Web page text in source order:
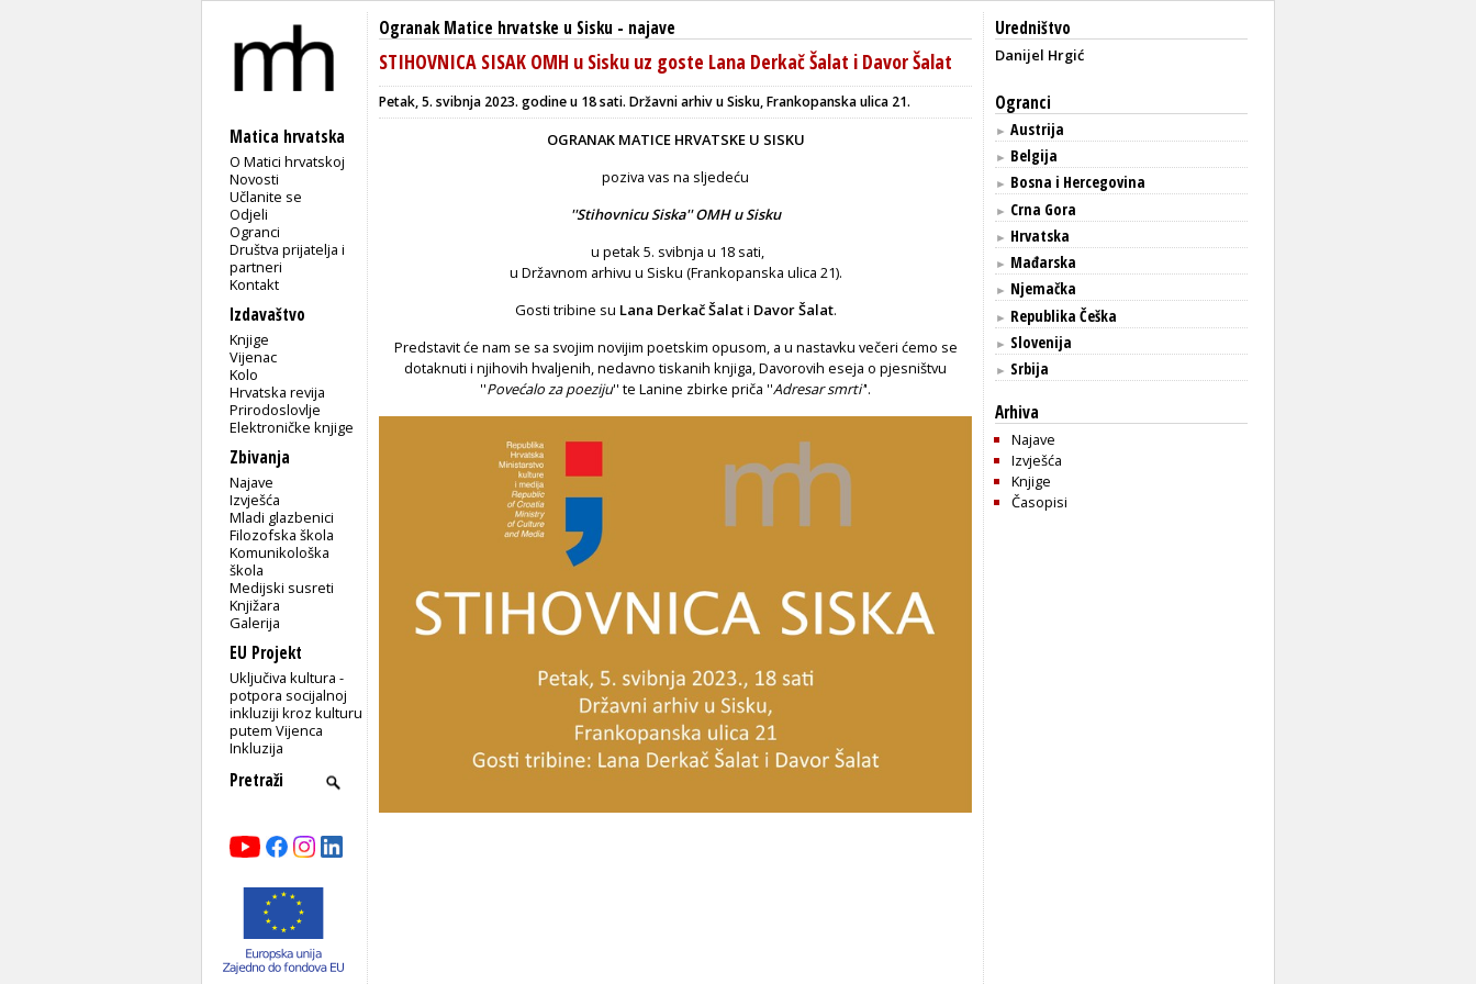
Matica hrvatska
O Matici hrvatskoj
Novosti
Učlanite se
Odjeli
Ogranci
Društva prijatelja i
partneri
Kontakt
Izdavaštvo
Knjige
Vijenac
Kolo
Hrvatska revija
Prirodoslovlje
Elektroničke knjige
Zbivanja
Najave
Izvješća
Mladi glazbenici
Filozofska škola
Komunikološka
škola
Medijski susreti
Knjižara
Galerija
EU Projekt
Uključiva kultura -
potpora socijalnoj
inkluziji kroz kulturu
putem Vijenca
Inkluzija
Ogranak Matice hrvatske u Sisku - najave
STIHOVNICA SISAK OMH u Sisku uz goste Lana Derkač Šalat i Davor Šalat
Petak, 5. svibnja 2023. godine u 18 sati. Državni arhiv u Sisku,Frankopanska ulica 21.
OGRANAK MATICE HRVATSKE U SISKU
poziva vas na sljedeću
''Stihovnicu Siska'' OMH u Sisku
u petak 5. svibnja u 18 sati,
u Državnom arhivu u Sisku (Frankopanska ulica 21).
Gosti tribine su Lana Derkač Šalati Davor Šalat.
Predstavit će nam se sa svojim novijim poetskim opusom, a u nastavku večeri ćemo se
dotaknuti i njihovih hvaljenih, nedavno tiskanih knjiga, Davorovih eseja o pjesništvu
''Povećalo za poeziju'' te Lanine zbirke priča ''Adresar smrti''.
Uredništvo
Danijel Hrgić
Ogranci
► Austrija
► Belgija
► Bosna i Hercegovina
► Crna Gora
► Hrvatska
► Mađarska
► Njemačka
► Republika Češka
► Slovenija
► Srbija
Arhiva
Najave
Izvješća
Knjige
Časopisi